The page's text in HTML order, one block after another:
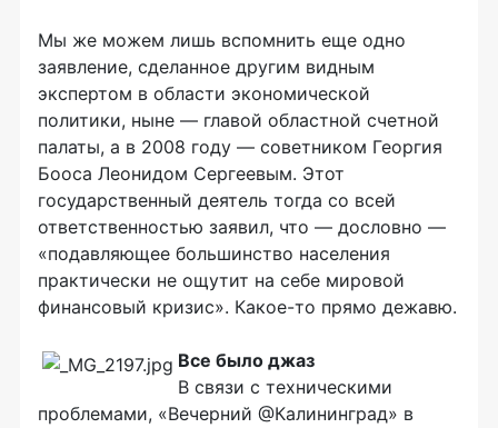
Мы же можем лишь вспомнить еще одно
заявление, сделанное другим видным
экспертом в области экономической
политики, ныне — главой областной счетной
палаты, а в 2008 году — советником Георгия
Бооса Леонидом Сергеевым. Этот
государственный деятель тогда со всей
ответственностью заявил, что — дословно —
«подавляющее большинство населения
практически не ощутит на себе мировой
финансовый кризис». Какое-то прямо дежавю.
Все было джаз
В связи с техническими
проблемами, «Вечерний @Калининград» в